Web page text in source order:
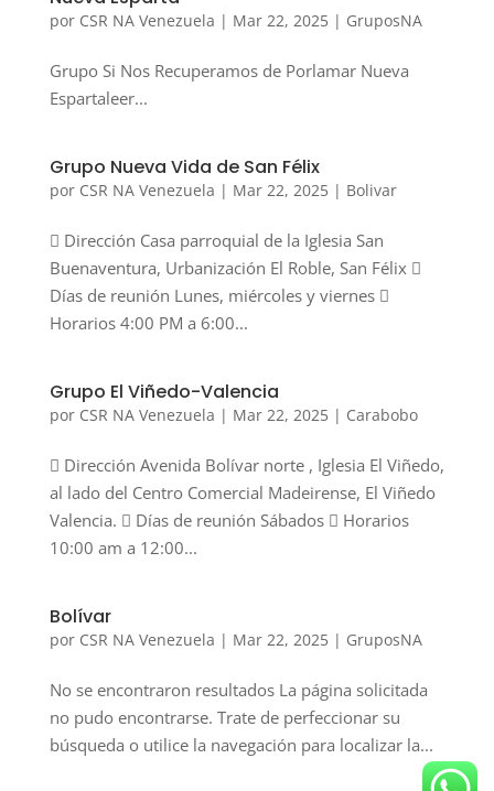
por CSR NA Venezuela | Mar 22, 2025| GruposNA
Grupo Si Nos Recuperamos de Porlamar Nueva
Espartaleer...
Grupo Nueva Vida de San Félix
por CSR NA Venezuela | Mar 22, 2025| Bolivar
 Dirección Casa parroquial de la Iglesia San
Buenaventura, Urbanización El Roble, San Félix 
Días de reunión Lunes, miércoles y viernes 
Horarios 4:00 PM a 6:00...
Grupo El Viñedo-Valencia
por CSR NA Venezuela | Mar 22, 2025| Carabobo
 Dirección Avenida Bolívar norte , Iglesia El Viñedo,
al lado del Centro Comercial Madeirense, El Viñedo
Valencia.  Días de reunión Sábados  Horarios
10:00 am a 12:00...
Bolívar
por CSR NA Venezuela | Mar 22, 2025| GruposNA
No se encontraron resultados La página solicitada
no pudo encontrarse. Trate de perfeccionar su
búsqueda o utilice la navegación para localizar la...